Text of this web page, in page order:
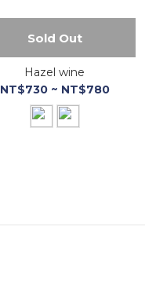
Sold Out
Hazel wine
NT$730 ~ NT$780